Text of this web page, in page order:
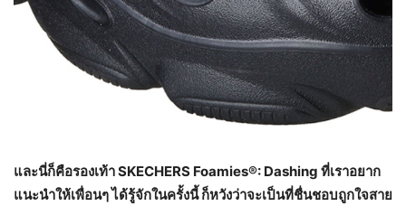
และนี่ก็คือรองเท้าSKECHERS Foamies®: Dashing ที่เราอยาก
แนะนำให้เพื่อนๆ ได้รู้จักในครั้งนี้ ก็หวังว่าจะเป็นที่ชื่นชอบถูกใจสาย